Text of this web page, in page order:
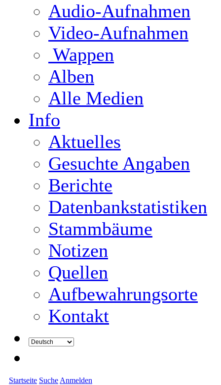
Audio-Aufnahmen
Video-Aufnahmen
Wappen
Alben
Alle Medien
Info
Aktuelles
Gesuchte Angaben
Berichte
Datenbankstatistiken
Stammbäume
Notizen
Quellen
Aufbewahrungsorte
Kontakt
Startseite Suche Anmelden